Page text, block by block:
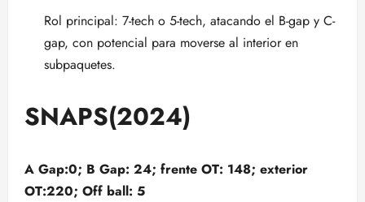
Rol principal: 7-tech o 5-tech, atacando el B-gap y C-
gap, con potencial para moverse al interior en
subpaquetes.
SNAPS(2024)
A Gap:0; B Gap: 24; frente OT: 148; exterior
OT:220; Off ball: 5